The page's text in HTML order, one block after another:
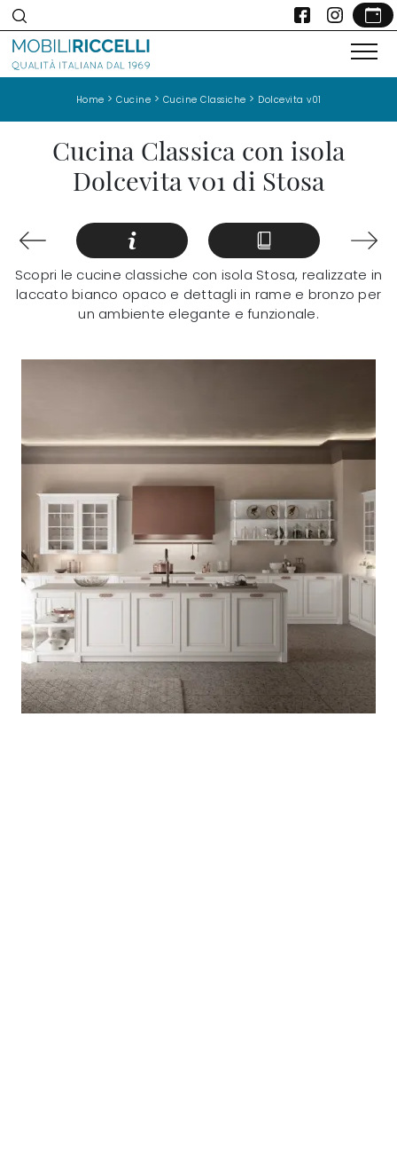
Home > Cucine > Cucine Classiche > Dolcevita v01
Cucina Classica con isola
Dolcevita v01 di Stosa
Scopri le cucine classiche con isola Stosa, realizzate in
laccato bianco opaco e dettagli in rame e bronzo per
un ambiente elegante e funzionale.